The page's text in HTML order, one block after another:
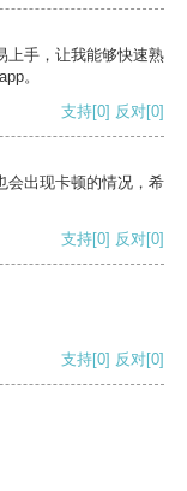
上手，让我能够快速熟
。
支持[0] 反对[0]
会出现卡顿的情况，希
支持[0] 反对[0]
支持[0] 反对[0]